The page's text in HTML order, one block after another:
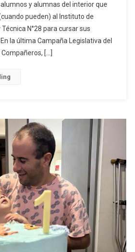
Puede:
El
Reclamo
Que
Expone
y alumnas del interior que
pueden) al Instituto de
N°28 para cursar sus
la última Campaña Legislativa del
[…]